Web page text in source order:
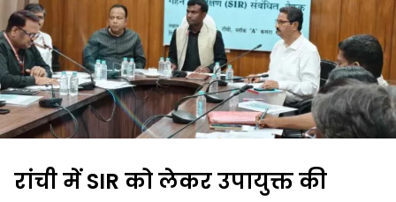
रांची में SIR को लेकर उपायुक्त की